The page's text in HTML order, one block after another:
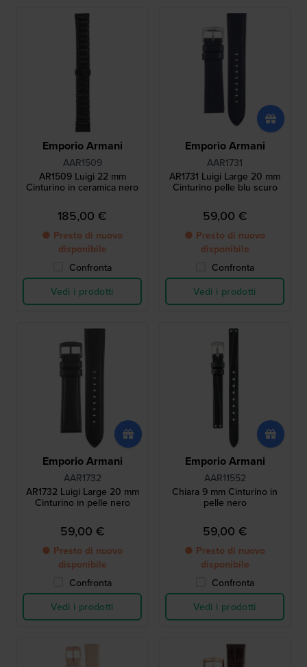
Emporio Armani
AAR1509
AR1509 Luigi 22 mm
Cinturino in ceramica nero
185,00 €
● Presto di nuovo
disponibile
Confronta
Vedi i prodotti
Emporio Armani
AAR1731
AR1731 Luigi Large 20 mm
Cinturino pelle blu scuro
59,00 €
● Presto di nuovo
disponibile
Confronta
Vedi i prodotti
Emporio Armani
AAR1732
AR1732 Luigi Large 20 mm
Cinturino in pelle nero
59,00 €
● Presto di nuovo
disponibile
Confronta
Vedi i prodotti
Emporio Armani
AAR11552
Chiara 9 mm Cinturino in
pelle nero
59,00 €
● Presto di nuovo
disponibile
Confronta
Vedi i prodotti